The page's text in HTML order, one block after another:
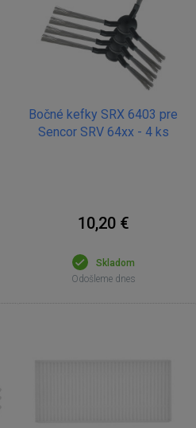
Bočné kefky SRX 6403 pre
Sencor SRV 64xx - 4 ks
10,20 €
Skladom
Odošleme dnes